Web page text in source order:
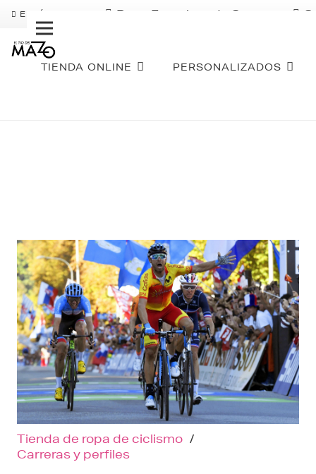
ENVÍO GRATIS Pago Fraccionado Sequra
TIENDA ONLINE PERSONALIZADOS
Tienda de ropa de ciclismo /
Carreras y perfiles